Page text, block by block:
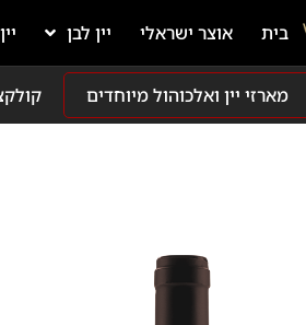
בית אוצר ישראלי יין לבן
מארזי יין ואלכוהול מיוחדים